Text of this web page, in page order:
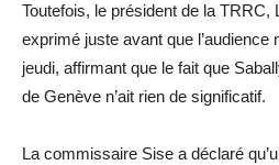
Toutefois, le président de la TRRC,
exprimé juste avant que l’audience
jeudi, affirmant que le fait que
de Genève n’ait rien de significatif.
La commissaire Sise a déclaré